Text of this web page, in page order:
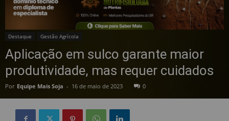
Destaque Gestão Agrícola
Aplicação em sulco garante maior
produtividade, mas requer cuidados
Por Equipe Mais Soja - 16 de maio de 2023 0